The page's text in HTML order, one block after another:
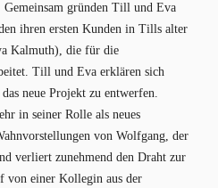
Gemeinsam gründen Till und Eva
ihren ersten Kunden in Tills alter
Kalmuth), die für die
Till und Eva erklären sich
neue Projekt zu entwerfen.
in seiner Rolle als neues
von Wolfgang, der
verliert zunehmend den Draht zur
von einer Kollegin aus der